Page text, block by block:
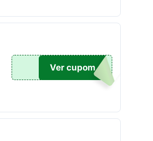
10
Ver cupom